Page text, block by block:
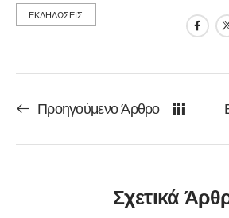
ΕΚΔΗΛΩΣΕΙΣ
Προηγούμενο Άρθρο
Σχετικά